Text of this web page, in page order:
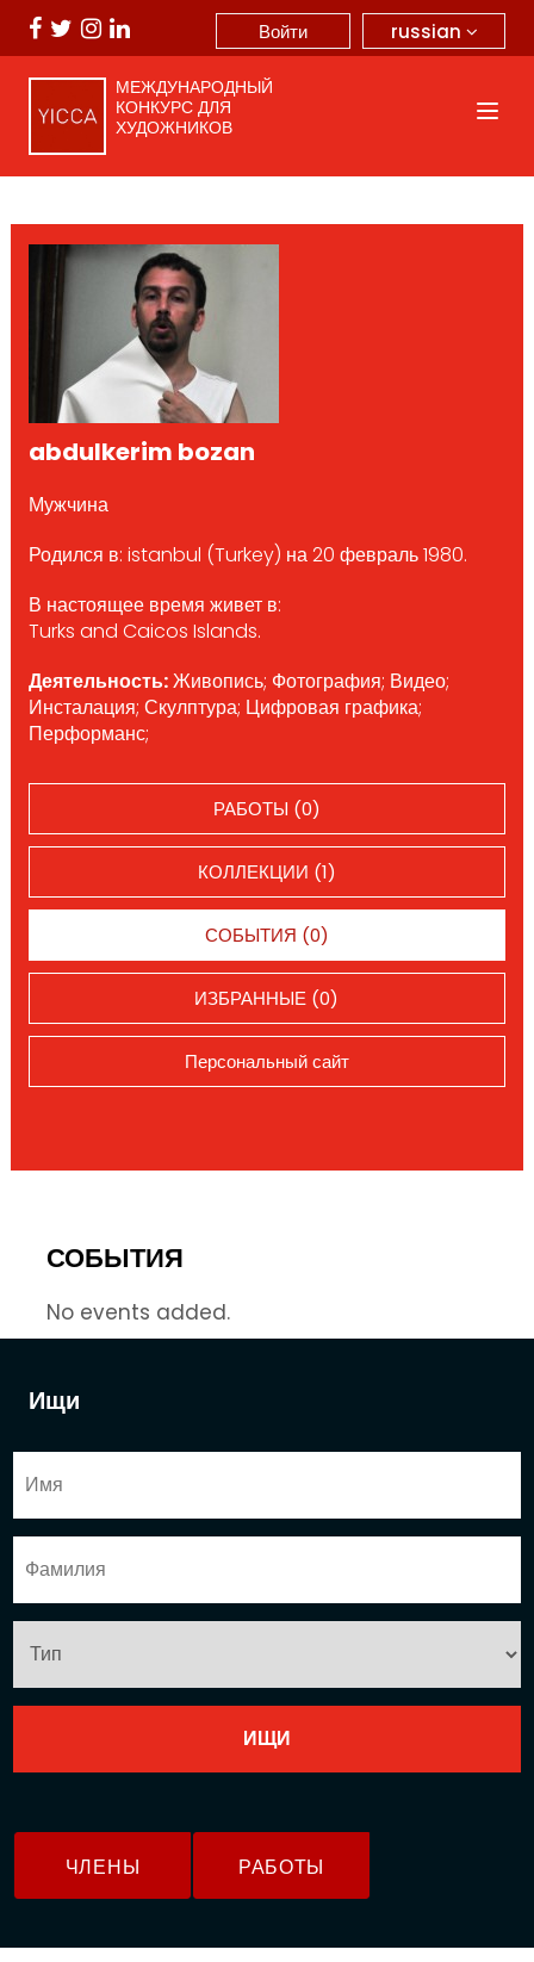
russian
Войти
МЕЖДУНАРОДНЫЙ
КОНКУРС ДЛЯ
ХУДОЖНИКОВ
Ищи
ЧЛЕНЫ РАБОТЫ
abdulkerim bozan
Мужчина
Родился в: istanbul (Turkey) на 20 февраль 1980.
В настоящее время живет в:
Turks and Caicos Islands.
Деятельность:Живопись; Фотография; Видео;
Инсталация; Скулптура; Цифровая графика;
Перформанс;
РАБОТЫ (0)
КОЛЛЕКЦИИ (1)
СОБЫТИЯ (0)
ИЗБРАННЫЕ (0)
Персональный сайт
СОБЫТИЯ
No events added.